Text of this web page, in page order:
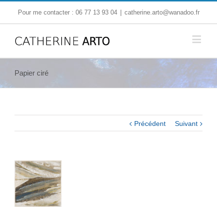
Pour me contacter : 06 77 13 93 04 catherine.arto@wanadoo.fr
Papier ciré
Précédent Suivant